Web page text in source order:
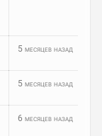
5 месяцев назад
5 месяцев назад
6 месяцев назад